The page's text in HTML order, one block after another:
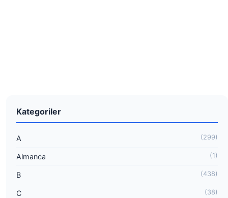
Kategoriler
A (299)
Almanca (1)
B (438)
C (38)